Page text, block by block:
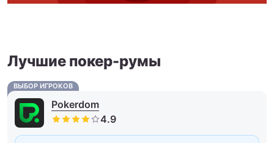
Лучшие покер-румы
ВЫБОР ИГРОКОВ
Pokerdom